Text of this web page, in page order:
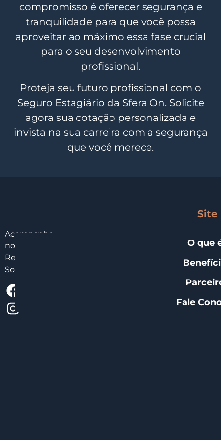
compromisso é oferecer segurança e
tranquilidade para que você possa
aproveitar ao máximo essa fase crucial
para o seu desenvolvimento
profissional.
Proteja seu futuro profissional com o
Seguro Estagiário da Sfera On. Solicite
agora sua cotação personalizada e
invista na sua carreira com a segurança
que você merece.
Acompanhe
nossas
Redes
Sociais:
Site
O que
Fale